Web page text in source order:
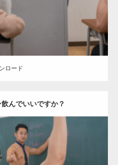
ロード
んでいいですか？
2021.07.7
マッチョフリー素材メンバーが
録…